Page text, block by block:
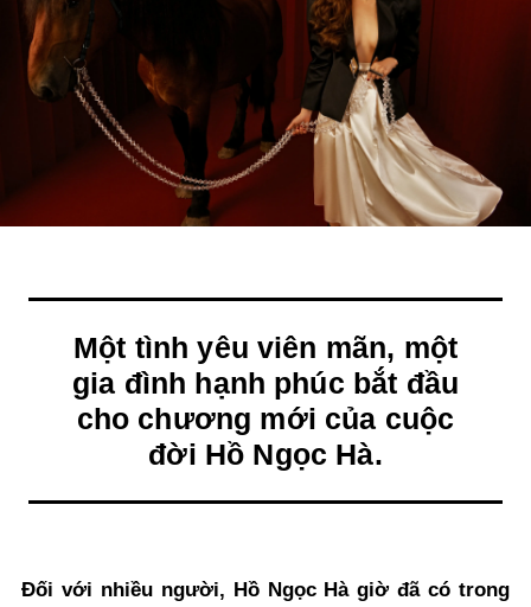
Một tình yêu viên mãn, một
gia đình hạnh phúc bắt đầu
cho chương mới của cuộc
đời Hồ Ngọc Hà.
Đối với nhiều người, Hồ Ngọc Hà giờ đã có trong